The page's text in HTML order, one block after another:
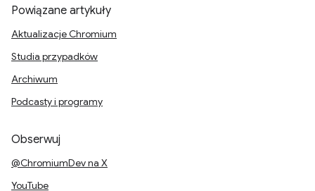
Powiązane artykuły
Aktualizacje Chromium
Studia przypadków
Archiwum
Podcasty i programy
Obserwuj
@ChromiumDev na X
YouTube